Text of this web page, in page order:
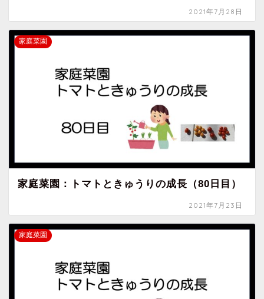
2021年7月28日
家庭菜園
家庭菜園：トマトときゅうりの成長（80日目）
2021年7月23日
家庭菜園